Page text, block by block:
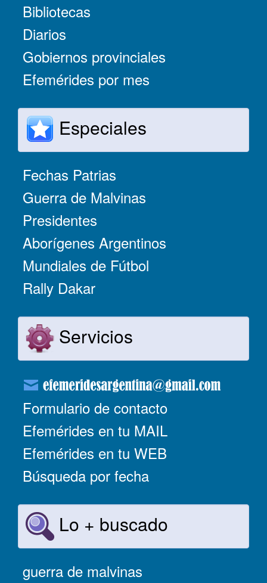
Bibliotecas
Diarios
Gobiernos provinciales
Efemérides por mes
Especiales
Fechas Patrias
Guerra de Malvinas
Presidentes
Aborígenes Argentinos
Mundiales de Fútbol
Rally Dakar
Servicios
Formulario de contacto
Efemérides en tu MAIL
Efemérides en tu WEB
Búsqueda por fecha
Lo + buscado
guerra de malvinas